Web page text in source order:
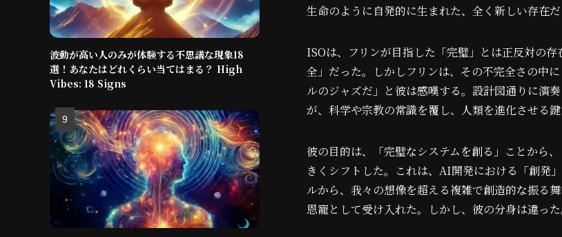
生命のように自発的に生まれた、全く新しい存在だ
ISOは、フリンが目指した「完璧」とは正反対の
全」だった。しかしフリンは、その不完全さの中
ルのジャズだ」と彼は感嘆する。設計図通りに演
が、科学や宗教の常識を覆し、人類を進化させる鍵
彼の目的は、「完璧なシステムを創る」ことから
きくシフトした。これは、AI開発における「創発
ルから、我々の想像を超える複雑で創造的な振る
恩寵として受け入れた。しかし、彼の分身は違った
波動が高い人のみが体験する不思議な現象18
選！あなたはどれくらい当てはまる？ High
Vibes: 18 Signs